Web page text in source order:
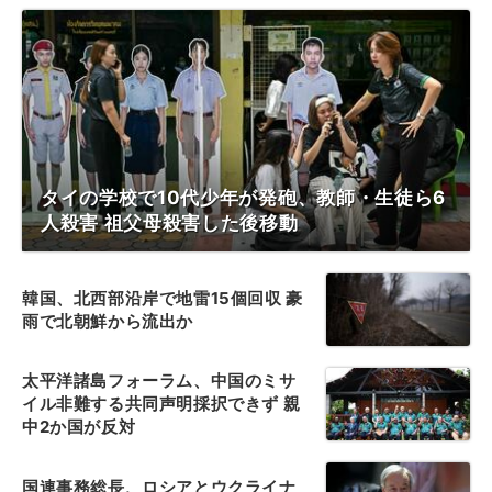
タイの学校で10代少年が発砲、教師・生徒ら6
人殺害 祖父母殺害した後移動
韓国、北西部沿岸で地雷15個回収 豪
雨で北朝鮮から流出か
太平洋諸島フォーラム、中国のミサ
イル非難する共同声明採択できず 親
中2か国が反対
国連事務総長、ロシアとウクライナ